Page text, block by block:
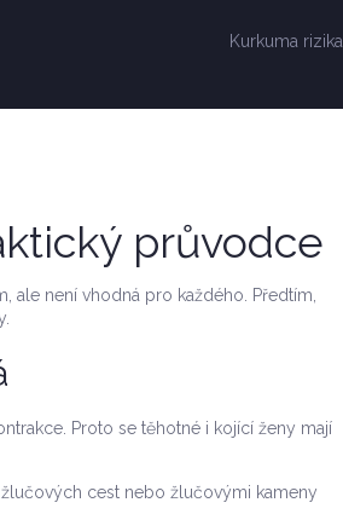
Kurkuma rizika
průvodce
ale není vhodná pro každého. Předtím,
Proto se těhotné i kojící ženy mají
cest nebo žlučovými kameny